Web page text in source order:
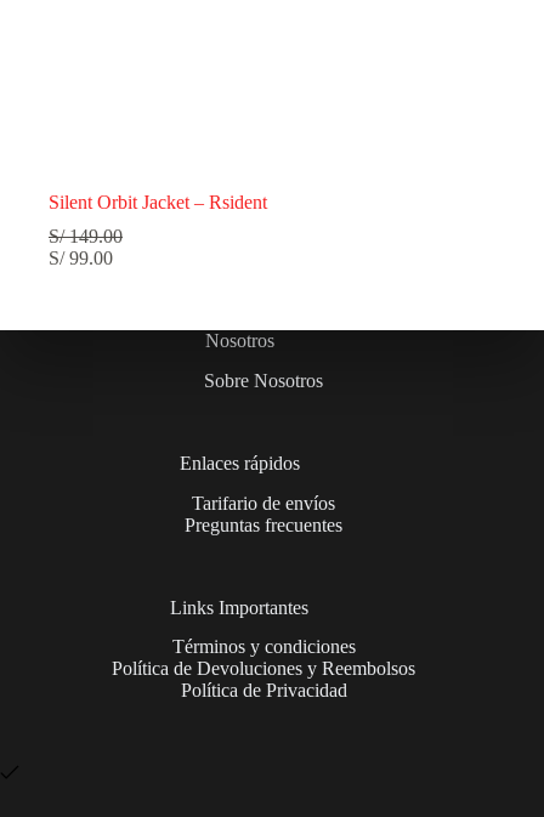
Silent Orbit Jacket – Rsident
S/149.00
S/99.00
Nosotros
Sobre Nosotros
Enlaces rápidos
Tarifario de envíos
Preguntas frecuentes
Links Importantes
Términos y condiciones
Política de Devoluciones y Reembolsos
Política de Privacidad